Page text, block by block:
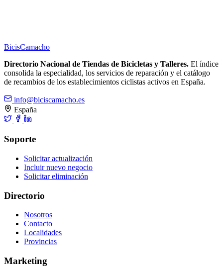
BicisCamacho
Directorio Nacional de Tiendas de Bicicletas y Talleres. El índice
consolida la especialidad, los servicios de reparación y el catálogo
de recambios de los establecimientos ciclistas activos en España.
info@biciscamacho.es
España
Soporte
Solicitar actualización
Incluir nuevo negocio
Solicitar eliminación
Directorio
Nosotros
Contacto
Localidades
Provincias
Marketing